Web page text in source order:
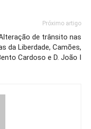
Próximo artigo
de trânsito nas
da Liberdade, Camões,
Cardoso e D. João I